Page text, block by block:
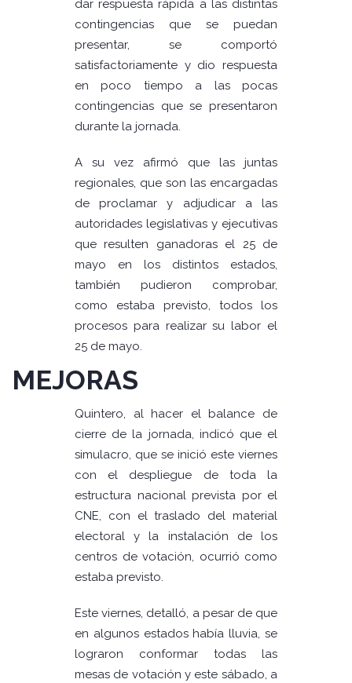
dar respuesta rápida a las distintas
contingencias que se puedan
presentar, se comportó
satisfactoriamente y dio respuesta
en poco tiempo a las pocas
contingencias que se presentaron
durante la jornada.
A su vez afirmó que las juntas
regionales, que son las encargadas
de proclamar y adjudicar a las
autoridades legislativas y ejecutivas
que resulten ganadoras el 25 de
mayo en los distintos estados,
también pudieron comprobar,
como estaba previsto, todos los
procesos para realizar su labor el
25 de mayo.
MEJORAS
Quintero, al hacer el balance de
cierre de la jornada, indicó que el
simulacro, que se inició este viernes
con el despliegue de toda la
estructura nacional prevista por el
CNE, con el traslado del material
electoral y la instalación de los
centros de votación, ocurrió como
estaba previsto.
Este viernes, detalló, a pesar de que
en algunos estados había lluvia, se
lograron conformar todas las
mesas de votación y este sábado, a